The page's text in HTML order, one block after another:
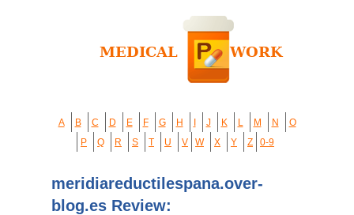
A B C D E F G H J K L M N
O
P
Q R S T U V W X Y Z 0-9
meridiareductilespana.over-
blog.es Review: